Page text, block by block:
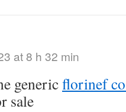
at 8 h 32 min
genericflorinef
sale